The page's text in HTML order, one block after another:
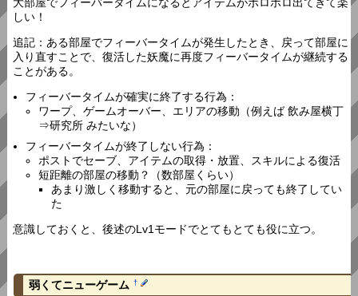
しい！
追記：ある部屋でフィーバータイムが発生したとき、戻って部屋に
入り直すことで、復活した妖魔に再度フィーバータイムが継続する
ことがある。
フィーバータイムが確実に終了する行為：
ワープ、ゲームオーバー、エリアの移動（例えば 飲み屋横丁
⇒研究所 みたいな）
フィーバータイムが終了しない行為：
ポストでセーブ、アイテムの取得・放置、スキルによる復活
短距離の部屋の移動？（数部屋くらい）
あまり激しく移動すると、元の部屋に戻っても終了してい
た
意識しておくと、後述のLv1モードでとてもとても役に立つ。
弱くてニューゲーム †